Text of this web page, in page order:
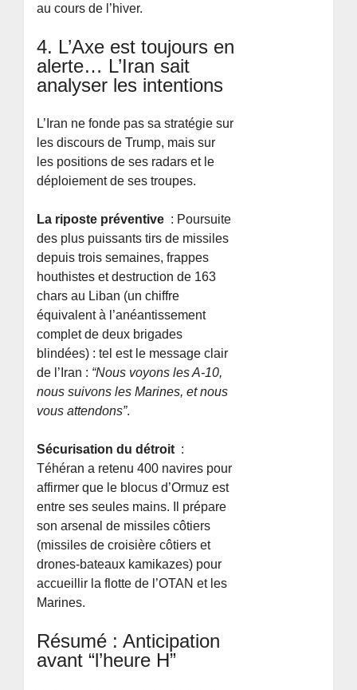
au cours de l’hiver.
4. L’Axe est toujours en
alerte… L’Iran sait
analyser les intentions
L’Iran ne fonde pas sa stratégie sur
les discours de Trump, mais sur
les positions de ses radars et le
déploiement de ses troupes.
La riposte préventive : Poursuite
des plus puissants tirs de missiles
depuis trois semaines, frappes
houthistes et destruction de 163
chars au Liban (un chiffre
équivalent à l’anéantissement
complet de deux brigades
blindées) : tel est le message clair
de l’Iran : “Nous voyons les A-10,
nous suivons les Marines, et nous
vous attendons”.
Sécurisation du détroit :
Téhéran a retenu 400 navires pour
affirmer que le blocus d’Ormuz est
entre ses seules mains. Il prépare
son arsenal de missiles côtiers
(missiles de croisière côtiers et
drones-bateaux kamikazes) pour
accueillir la flotte de l’OTAN et les
Marines.
Résumé : Anticipation
avant “l’heure H”